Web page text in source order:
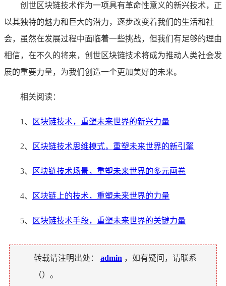
创世区块链技术作为一项具有革命性意义的新兴技术，正
以其独特的魅力和巨大的潜力，逐步改变着我们的生活和社
会，虽然在发展过程中面临着一些挑战，但我们有足够的理由
相信，在不久的将来，创世区块链技术将成为推动人类社会发
展的重要力量，为我们创造一个更加美好的未来。
相关阅读：
1、 区块链技术，重塑未来世界的新兴力量
2、 区块链技术思维模式，重塑未来世界的新引擎
3、 区块链技术场景，重塑未来世界的多元画卷
4、 区块链上的技术，重塑未来世界的力量
5、 区块链技术手段，重塑未来世界的关键力量
转载请注明出处： admin ，如有疑问，请联系
（）。